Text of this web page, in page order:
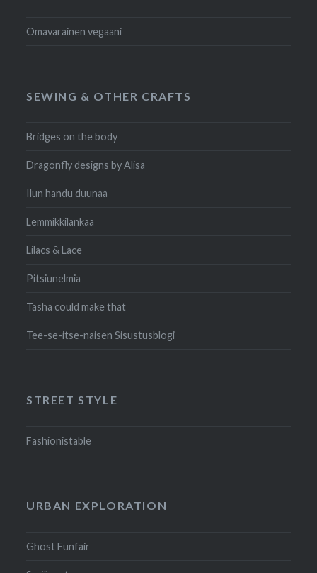
Omavarainen vegaani
SEWING & OTHER CRAFTS
Bridges on the body
Dragonfly designs by Alisa
Ilun handu duunaa
Lemmikkilankaa
Lilacs & Lace
Pitsiunelmia
Tasha could make that
Tee-se-itse-naisen Sisustusblogi
STREET STYLE
Fashionistable
URBAN EXPLORATION
Ghost Funfair